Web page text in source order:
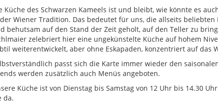
Küche des Schwarzen Kameels ist und bleibt, wie könnte es
Wiener Tradition. Das bedeutet für uns, die allseits beliebten
behutsam auf den Stand der Zeit geholt, auf den Teller zu
zelebriert hier eine ungekünstelte Küche auf hohem
weiterentwickelt, aber ohne Eskapaden, konzentriert auf das
passt sich die Karte immer wieder den
werden zusätzlich auch Menüs angeboten.
Küche ist von Dienstag bis Samstag von 12 Uhr bis 14.30
da.